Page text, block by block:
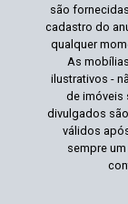
são
cadastro do
qualquer
As
ilustrativos -
de imóveis
divulgados
válidos
sempre